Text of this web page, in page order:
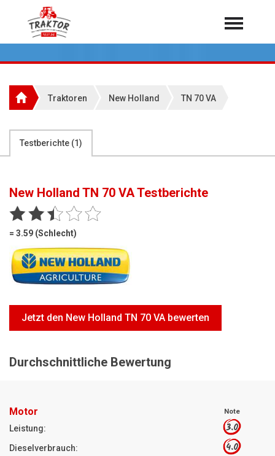
Home
Rundballenpressen
Teleskoplader
Rasentraktoren
Motorsägen
Hoflader
Über 7.000 Testberichte
Traktoren New Holland TN 70 VA
Testberichte (1)
New Holland TN 70 VATestberichte
= 3.59 (Schlecht)
Jetzt den New Holland TN 70 VA bewerten
Durchschnittliche Bewertung
Motor Note
Leistung: 3.0
Dieselverbrauch: 4.0